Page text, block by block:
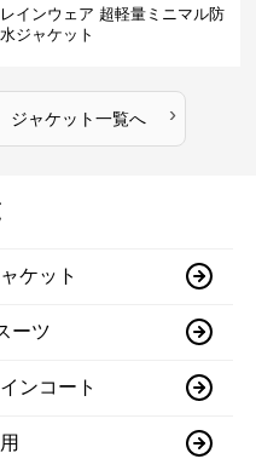
レインウェア 超軽量ミニマル防
水ジャケット
ャケット一覧へ ›
ケット
ーツ
ンコート